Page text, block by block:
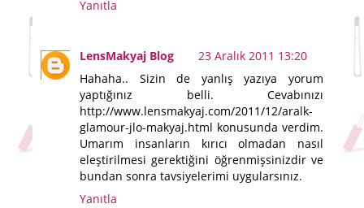
Yanıtla
LensMakyaj Blog
23 Aralık 2011 13:20
Hahaha.. Sizin de yanlış yazıya yorum
yaptığınız belli. Cevabınızı
http://www.lensmakyaj.com/2011/12/aralk-
glamour-jlo-makyaj.html konusunda verdim.
Umarım insanların kırıcı olmadan nasıl
eleştirilmesi gerektiğini öğrenmişsinizdir ve
bundan sonra tavsiyelerimi uygularsınız.
Yanıtla